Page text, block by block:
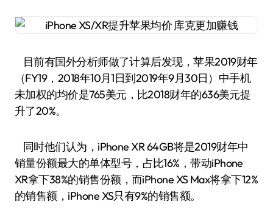
目前有国外分析师做了计算后发现，苹果2019财年
（FY19，2018年10月1日到2019年9月30日）中手机
未加权的均价是765美元，比2018财年的636美元提
升了20%。
同时他们认为，iPhone XR 64GB将是2019财年中
销量份额最大的单体型号，占比16%，带动iPhone
XR拿下38%的销售份额，而iPhone XS Max将拿下12%
的销售额，iPhone XS只有9%的销售额。